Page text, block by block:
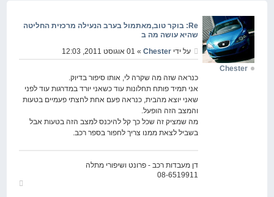
Re: בוקר טוב,מאתמול בערב הנעילה מרכזית החליטה
שהיא עושה מה ב
על ידי Chester» 01 אוגוסט 2011, 12:03
כנראה שזה מה שקרה לי, אותו סיפור בדיוק.
אני תמיד פותח תחלונות עוד כשאני יורד במדרגות עוד לפני
שאני יוצא מהבית, כנראה פעם אחת לחצתי פעמיים בטעות
והמצב הזה הופעל.
מה שמציק זה שכל כך קל להיכנס למצב הזה בטעות אבל
בשביל לצאת ממנו צריך לחפור בספר רכב.
דן מעבדות רכב - פרונט ושיפורי מתלה
08-6519911
Chester